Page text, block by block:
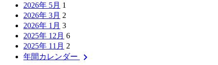
2026年 5月 1
2026年 3月 2
2026年 1月 3
2025年 12月 6
2025年 11月 2
年間カレンダー
chevron_right